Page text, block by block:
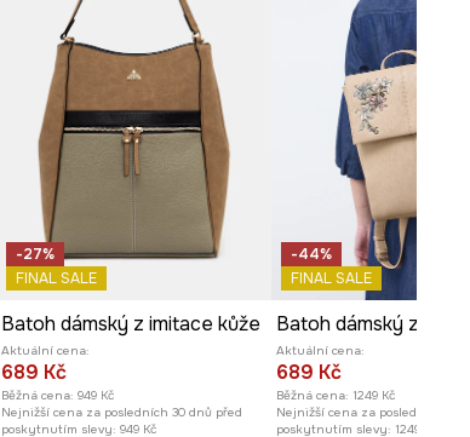
-27%
FINAL SALE
Batoh dámský z imitace kůže
Aktuální cena:
689 Kč
Běžná cena: 949 Kč
Nejnižší cena za posledních 30 dnů před
poskytnutím slevy: 949 Kč
-44%
FINAL SALE
Aktuální cena:
689 Kč
Běžná cena: 1249 Kč
Nejnižší cena za posledních 30
poskytnutím slevy: 1249 Kč